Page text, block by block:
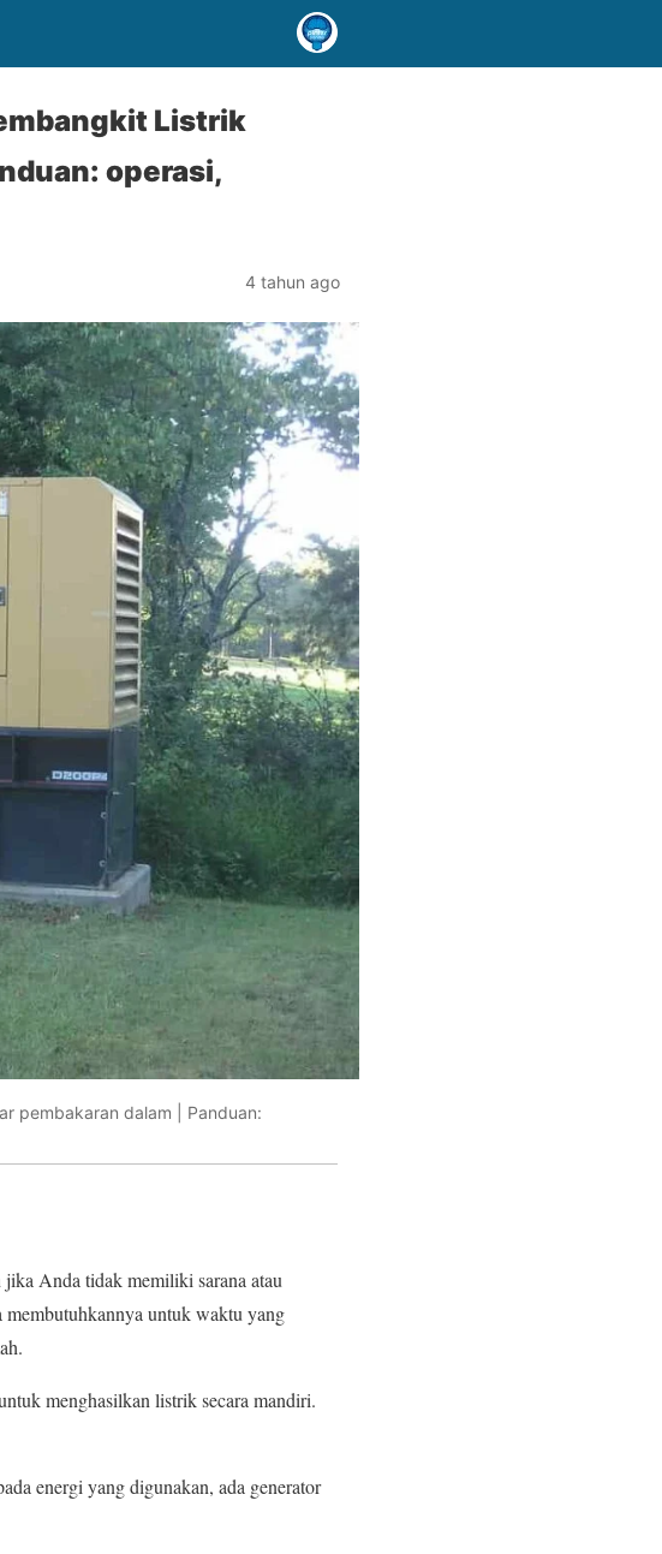
Listrik
operasi,
4 tahun ago
pembakaran dalam | Panduan:
Anda tidak memiliki sarana atau
untuk waktu yang
menghasilkan listrik secara mandiri.
energi yang digunakan, ada generator